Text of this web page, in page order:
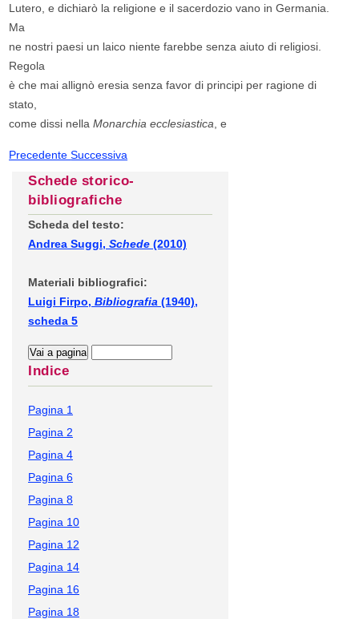
Lutero, e dichiarò la religione e il sacerdozio vano in Germania.
Ma
ne nostri paesi un laico niente farebbe senza aiuto di religiosi.
Regola
è che mai allignò eresia senza favor di principi per ragione di
stato,
come dissi nellaMonarchia ecclesiastica, e
PrecedenteSuccessiva
Schede storico-
bibliografiche
Scheda del testo:
Andrea Suggi, Schede (2010)
Materiali bibliografici:
Luigi Firpo, Bibliografia (1940),
scheda 5
Indice
Pagina 1
Pagina 2
Pagina 4
Pagina 6
Pagina 8
Pagina 10
Pagina 12
Pagina 14
Pagina 16
Pagina 18